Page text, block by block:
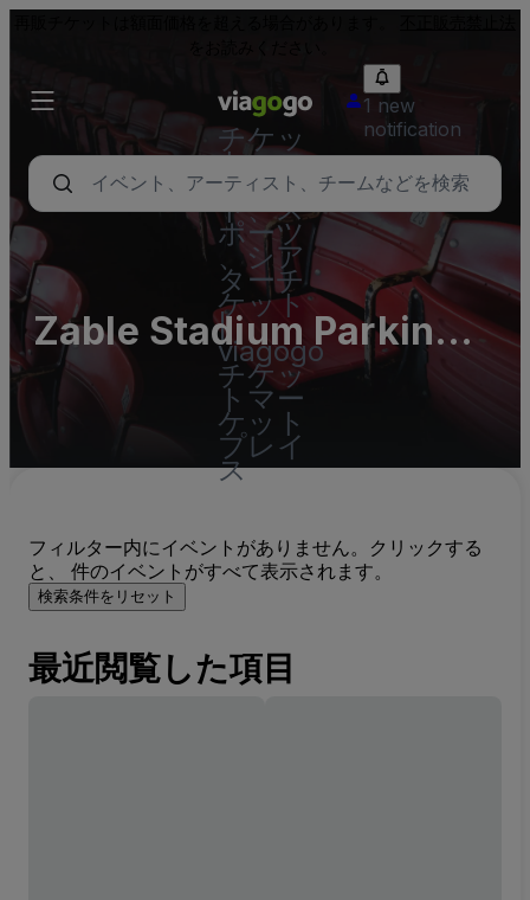
チケッ
ト - コ
ンサー
ト、ス
ポーツ
、シア
ターチ
ケット
|
viagogo
チケッ
トマー
ケット
プレイ
ス
1 new
notification
Zable Stadium Parking
Lots (InActive)
フィルター内にイベントがありません。クリックする
と、 件のイベントがすべて表示されます。
検索条件をリセット
最近閲覧した項目